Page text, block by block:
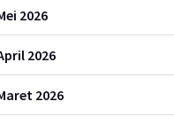
2026
2026
2026